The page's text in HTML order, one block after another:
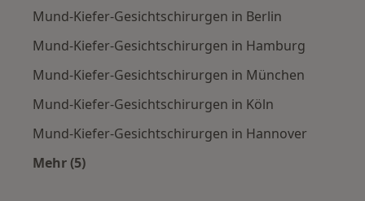
Mund-Kiefer-Gesichtschirurgen in Berlin
Mund-Kiefer-Gesichtschirurgen in Hamburg
Mund-Kiefer-Gesichtschirurgen in München
Mund-Kiefer-Gesichtschirurgen in Köln
Mund-Kiefer-Gesichtschirurgen in Hannover
Mehr (5)